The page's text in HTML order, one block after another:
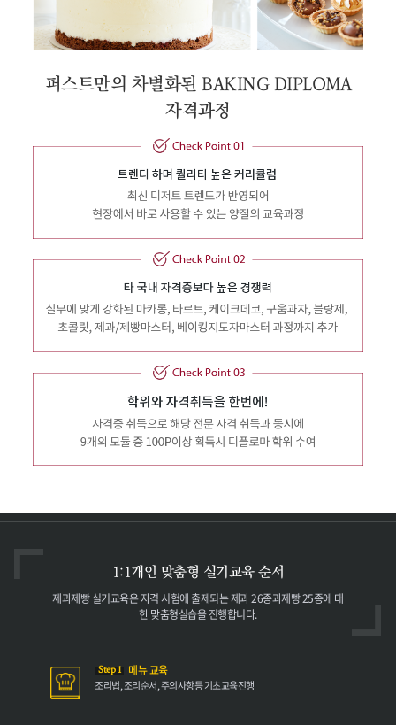
퍼스트만의 차별화된 BAKING DIPLOMA
자격과정
1:1개인 맞춤형 실기교육 순서
제과제빵 실기교육은 자격시험에 출제되는 제과 26종과제빵 25종에 대
한 맞춤형실습을 진행합니다.
Step 1 메뉴 교육
조리법, 조리순서,주의사항등 기초교육진행